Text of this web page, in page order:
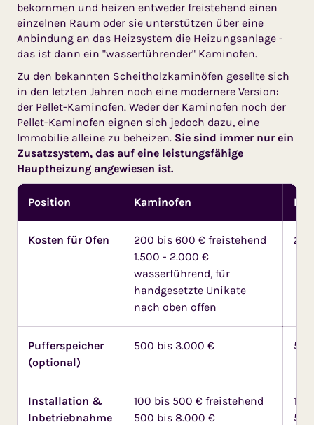
bekommen und heizen entweder freistehend einen
einzelnen Raum oder sie unterstützen über eine
Anbindung an das Heizsystem die Heizungsanlage -
das ist dann ein "wasserführender" Kaminofen.
Zu den bekannten Scheitholzkaminöfen gesellte sich
in den letzten Jahren noch eine modernere Version:
der Pellet-Kaminofen. Weder der Kaminofen noch der
Pellet-Kaminofen eignen sich jedoch dazu, eine
Immobilie alleine zu beheizen. Sie sind immer nur ein
Zusatzsystem, das auf eine leistungsfähige
Hauptheizung angewiesen ist.
Position Kaminofen
Kosten für Ofen
200 bis 600 € freistehend
1.500 - 2.000 €
wasserführend, für
handgesetzte Unikate
nach oben offen
Pufferspeicher
(optional)
500 bis 3.000 €
Installation &
Inbetriebnahme
100 bis 500 € freistehend
500 bis 8.000 €